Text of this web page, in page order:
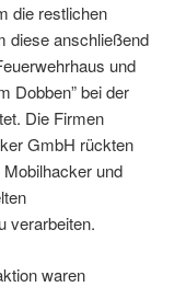
die restlichen
diese anschließend
und
Dobben” bei der
Die Firmen
GmbH rückten
und
verarbeiten.
waren